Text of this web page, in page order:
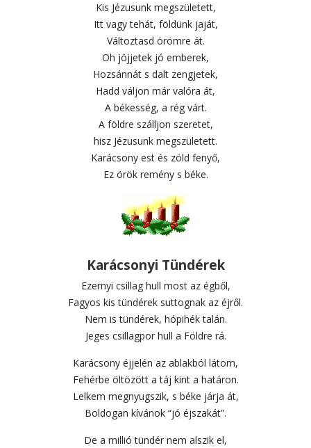
Kis Jézusunk megszületett,
Itt vagy tehát, földünk jaját,
Változtasd örömre át.
Oh jöjjetek jó emberek,
Hozsánnát s dalt zengjetek,
Hadd váljon már valóra át,
A békesség, a rég várt.
A földre szálljon szeretet,
hisz Jézusunk megszületett.
Karácsony est és zöld fenyő,
Ez örök remény s béke.
Karácsonyi Tündérek
Ezernyi csillag hull most az égből,
Fagyos kis tündérek suttognak az éjről.
Nem is tündérek, hópihék talán.
Jeges csillagpor hull a Földre rá.
Karácsony éjjelén az ablakból látom,
Fehérbe öltözött a táj kint a határon.
Lelkem megnyugszik, s béke járja át,
Boldogan kívánok “jó éjszakát”.
De a millió tündér nem alszik el,